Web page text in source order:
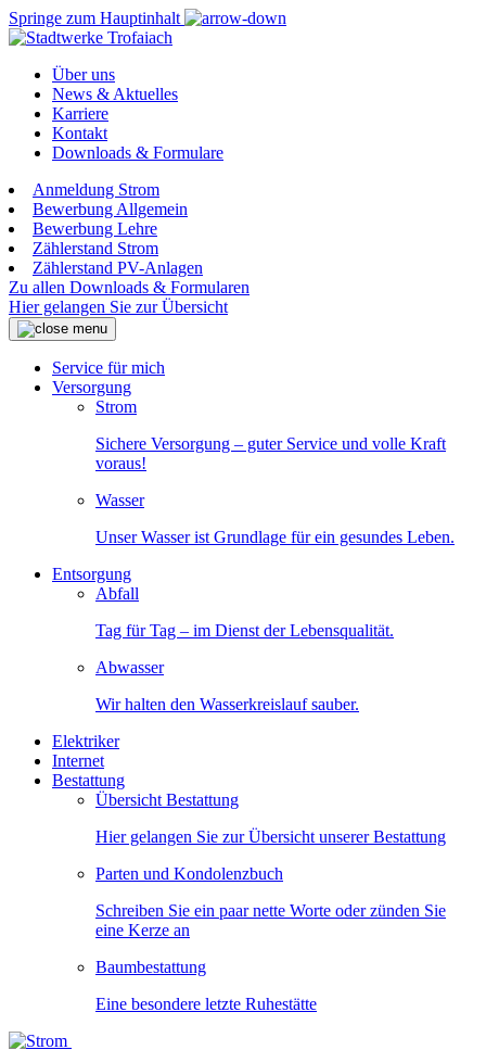
Springe zum Hauptinhalt
Über uns
News & Aktuelles
Karriere
Kontakt
Downloads & Formulare
Anmeldung Strom
Bewerbung Allgemein
Bewerbung Lehre
Zählerstand Strom
Zählerstand PV-Anlagen
Zu allen Downloads & Formularen
Hier gelangen Sie zur Übersicht
Service für mich
Versorgung
Strom
Sichere Versorgung – guter Service und volle Kraft
voraus!
Wasser
Unser Wasser ist Grundlage für ein gesundes Leben.
Entsorgung
Abfall
Tag für Tag – im Dienst der Lebensqualität.
Abwasser
Wir halten den Wasserkreislauf sauber.
Elektriker
Internet
Bestattung
Übersicht Bestattung
Hier gelangen Sie zur Übersicht unserer Bestattung
Parten und Kondolenzbuch
Schreiben Sie ein paar nette Worte oder zünden Sie
eine Kerze an
Baumbestattung
Eine besondere letzte Ruhestätte